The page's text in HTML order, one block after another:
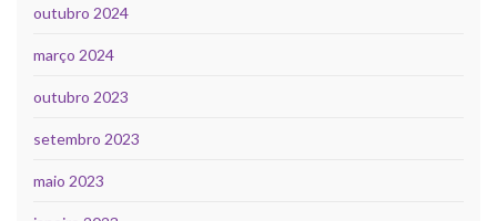
outubro 2024
março 2024
outubro 2023
setembro 2023
maio 2023